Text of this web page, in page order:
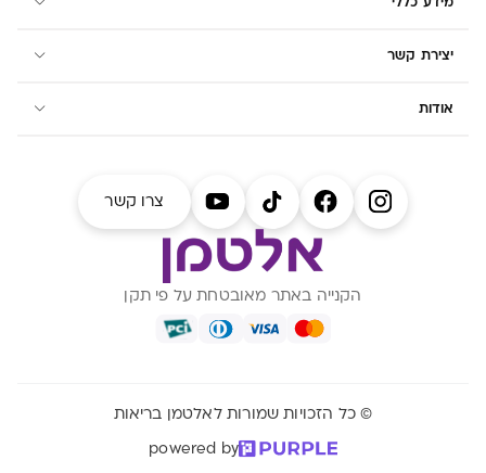
יצירת קשר
אודות
צרו קשר
הקנייה באתר מאובטחת על פי תקן
© כל הזכויות שמורות לאלטמן בריאות
powered by